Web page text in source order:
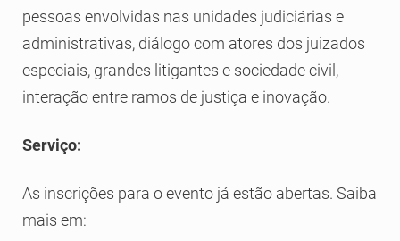
pessoas envolvidas nas unidades judiciárias e
administrativas, diálogo com atores dos juizados
especiais, grandes litigantes e sociedade civil,
interação entre ramos de justiça e inovação.
Serviço:
As inscrições para o evento já estão abertas. Saiba
mais em: